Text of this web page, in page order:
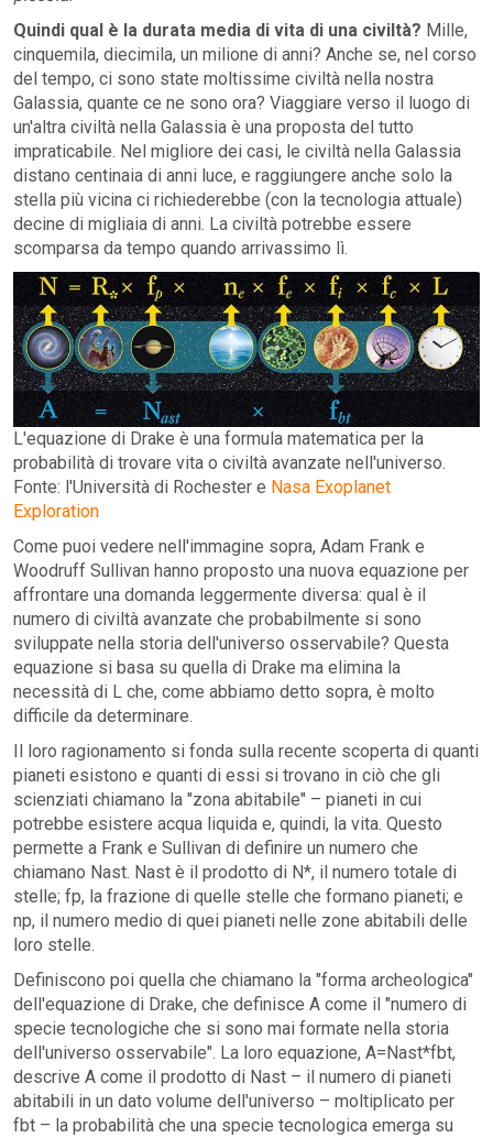
Quindi qual è la durata media di vita di una civiltà? Mille,
cinquemila, diecimila, un milione di anni? Anche se, nel corso
del tempo, ci sono state moltissime civiltà nella nostra
Galassia, quante ce ne sono ora? Viaggiare verso il luogo di
un'altra civiltà nella Galassia è una proposta del tutto
impraticabile. Nel migliore dei casi, le civiltà nella Galassia
distano centinaia di anni luce, e raggiungere anche solo la
stella più vicina ci richiederebbe (con la tecnologia attuale)
decine di migliaia di anni. La civiltà potrebbe essere
scomparsa da tempo quando arrivassimo lì.
L'equazione di Drake è una formula matematica per la
probabilità di trovare vita o civiltà avanzate nell'universo.
Fonte: l'Università di Rochester e Nasa Exoplanet
Exploration
Come puoi vedere nell'immagine sopra, Adam Frank e
Woodruff Sullivan hanno proposto una nuova equazione per
affrontare una domanda leggermente diversa: qual è il
numero di civiltà avanzate che probabilmente si sono
sviluppate nella storia dell'universo osservabile? Questa
equazione si basa su quella di Drake ma elimina la
necessità di L che, come abbiamo detto sopra, è molto
difficile da determinare.
Il loro ragionamento si fonda sulla recente scoperta di quanti
pianeti esistono e quanti di essi si trovano in ciò che gli
scienziati chiamano la "zona abitabile" – pianeti in cui
potrebbe esistere acqua liquida e, quindi, la vita. Questo
permette a Frank e Sullivan di definire un numero che
chiamano Nast. Nast è il prodotto di N*, il numero totale di
stelle; fp, la frazione di quelle stelle che formano pianeti; e
np, il numero medio di quei pianeti nelle zone abitabili delle
loro stelle.
Definiscono poi quella che chiamano la "forma archeologica"
dell'equazione di Drake, che definisce A come il "numero di
specie tecnologiche che si sono mai formate nella storia
dell'universo osservabile". La loro equazione, A=Nast*fbt,
descrive A come il prodotto di Nast – il numero di pianeti
abitabili in un dato volume dell'universo – moltiplicato per
fbt – la probabilità che una specie tecnologica emerga su